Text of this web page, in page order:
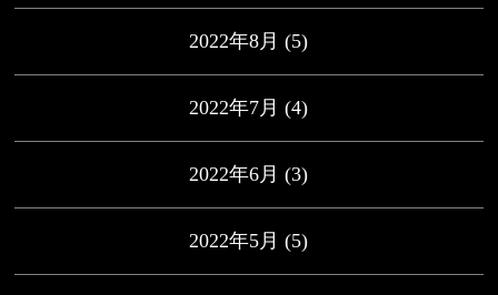
2022年8月 (5)
2022年7月 (4)
2022年6月 (3)
2022年5月 (5)